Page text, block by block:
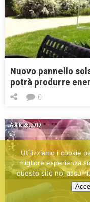
Nuovo pannello
potrà produrre
0
Aprile 28, 2019
Utilizziamo i cookie
migliore esperienza
questo sito noi